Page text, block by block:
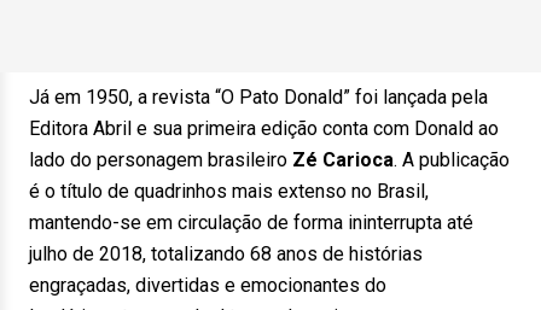
Já em 1950, a revista “O Pato Donald” foi lançada pela
Editora Abril e sua primeira edição conta com Donald ao
lado do personagem brasileiro Zé Carioca. A publicação
é o título de quadrinhos mais extenso no Brasil,
mantendo-se em circulação de forma ininterrupta até
julho de 2018, totalizando 68 anos de histórias
engraçadas, divertidas e emocionantes do